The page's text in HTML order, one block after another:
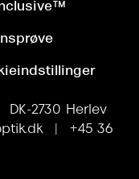
2730 Herlev
| +45 36